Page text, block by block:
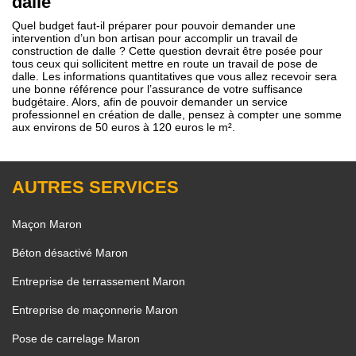
Quel budget faut-il préparer pour pouvoir demander une
intervention d’un bon artisan pour accomplir un travail de
construction de dalle ? Cette question devrait être posée pour
tous ceux qui sollicitent mettre en route un travail de pose de
dalle. Les informations quantitatives que vous allez recevoir sera
une bonne référence pour l’assurance de votre suffisance
budgétaire. Alors, afin de pouvoir demander un service
professionnel en création de dalle, pensez à compter une somme
aux environs de 50 euros à 120 euros le m².
AUTRES SERVICES
Maçon Maron
Béton désactivé Maron
Entreprise de terrassement Maron
Entreprise de maçonnerie Maron
Pose de carrelage Maron